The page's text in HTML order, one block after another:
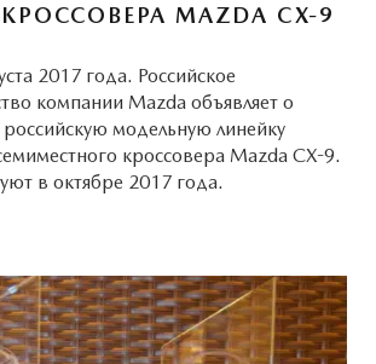
MAZDA CX-9
2017 года. Российское
компании Mazda объявляет о
модельную линейку
кроссовера Mazda CX-9.
в октябре 2017 года.